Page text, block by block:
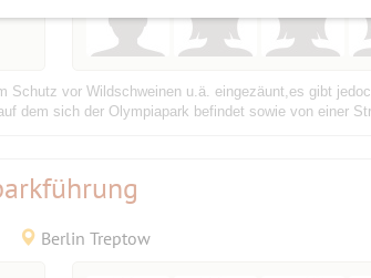
Schutz vor Wildschweinen u.ä. eingezäunt,es gibt
dem sich der Olympiapark befindet sowie von einer
Berlin Treptow